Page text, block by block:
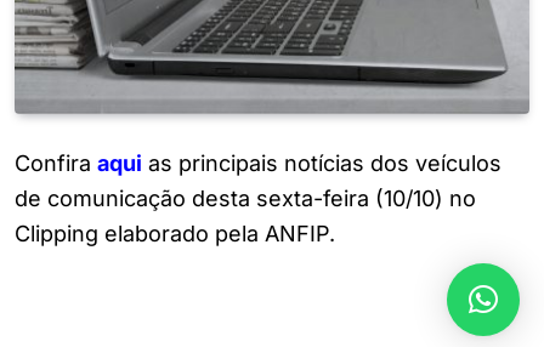
Confira aqui as principais notícias dos veículos
de comunicação desta sexta-feira (10/10) no
Clipping elaborado pela ANFIP.